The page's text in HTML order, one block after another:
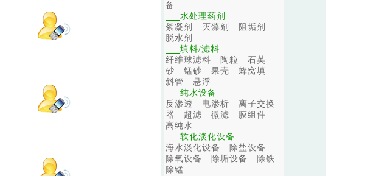
备
水处理药剂
絮凝剂
灭藻剂
阻垢剂
脱水剂
填料/滤料
纤维球滤料
陶粒
石英
砂
锰砂 果壳
蜂窝填
斜管
悬浮
纯水设备
反渗透
电渗析
离子交换
器
超滤 微滤
膜组件
高纯水
软化淡化设备
海水淡化设备
除盐设备
除氧设备
除垢设备
除铁
除锰